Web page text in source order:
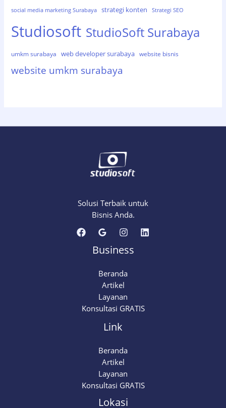
social media marketing Surabaya strategi konten Strategi SEO
Studiosoft StudioSoft Surabaya
umkm surabaya web developer surabaya website bisnis
website umkm surabaya
Solusi Terbaik untuk
Bisnis Anda.
Business
Beranda
Artikel
Layanan
Konsultasi GRATIS
Link
Beranda
Artikel
Layanan
Konsultasi GRATIS
Lokasi